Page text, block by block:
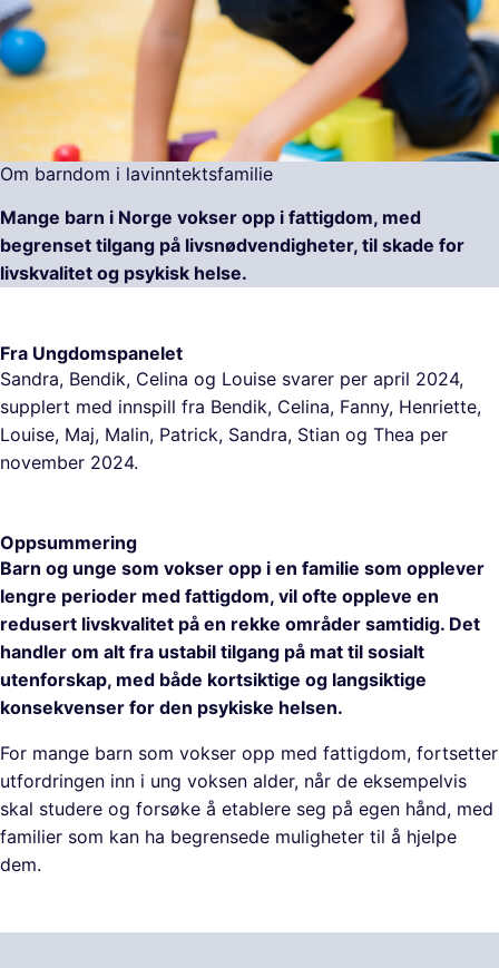
Om barndom i lavinntektsfamilie
Mange barn i Norge vokser opp i fattigdom, med
begrenset tilgang på livsnødvendigheter, til skade for
livskvalitet og psykisk helse.
Fra Ungdomspanelet
Sandra, Bendik, Celina og Louise svarer per april 2024,
supplert med innspill fra Bendik, Celina, Fanny, Henriette,
Louise, Maj, Malin, Patrick, Sandra, Stian og Thea per
november 2024.
Oppsummering
Barn og unge som vokser opp i en familie som opplever
lengre perioder med fattigdom, vil ofte oppleve en
redusert livskvalitet på en rekke områder samtidig. Det
handler om alt fra ustabil tilgang på mat til sosialt
utenforskap, med både kortsiktige og langsiktige
konsekvenser for den psykiske helsen.
For mange barn som vokser opp med fattigdom, fortsetter
utfordringen inn i ung voksen alder, når de eksempelvis
skal studere og forsøke å etablere seg på egen hånd, med
familier som kan ha begrensede muligheter til å hjelpe
dem.